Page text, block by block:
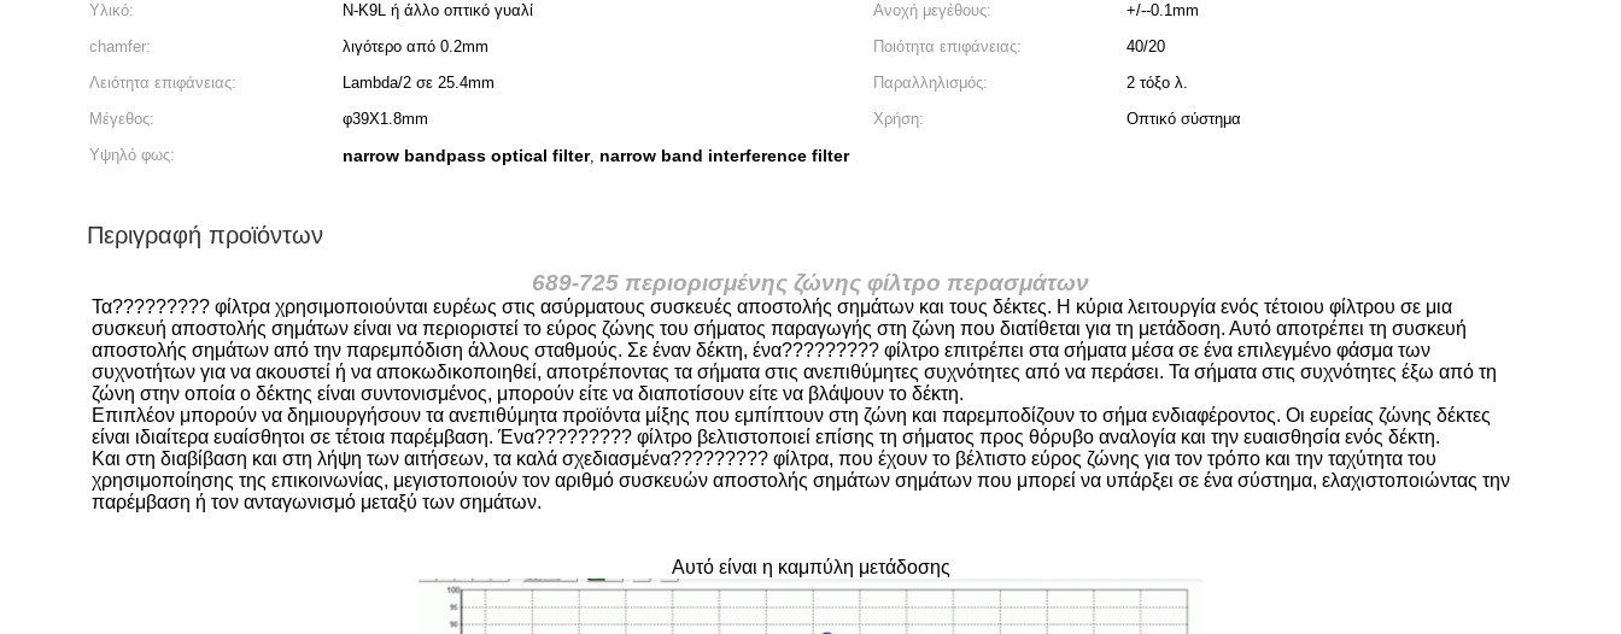
Υλικό: Ν-K9L ή άλλο οπτικό γυαλί Ανοχή μεγέθους:
+/--0.1mm
chamfer:
λιγότερο από 0.2mm Ποιότητα επιφάνειας:
40/20
Λειότητα επιφάνειας:
Lambda/2 σε 25.4mm Παραλληλισμός:
2 τόξο λ.
Μέγεθος:
φ39X1.8mm Χρήση:
Οπτικό σύστημα
Υψηλό φως:
narrow bandpass optical filter, narrow band interference filter
Περιγραφή προϊόντων
689-725 περιορισμένης ζώνης φίλτρο περασμάτων
Τα????????? φίλτρα χρησιμοποιούνται ευρέως στις ασύρματους συσκευές αποστολής σημάτων και τους δέκτες. Η κύρια λειτουργία ενός τέτοιου φίλτρου σε μια
συσκευή αποστολής σημάτων είναι να περιοριστεί το εύρος ζώνης του σήματος παραγωγής στη ζώνη που διατίθεται για τη μετάδοση. Αυτό αποτρέπει τη συσκευή
αποστολής σημάτων από την παρεμπόδιση άλλους σταθμούς. Σε έναν δέκτη, ένα????????? φίλτρο επιτρέπει στα σήματα μέσα σε ένα επιλεγμένο φάσμα των
συχνοτήτων για να ακουστεί ή να αποκωδικοποιηθεί, αποτρέποντας τα σήματα στις ανεπιθύμητες συχνότητες από να περάσει. Τα σήματα στις συχνότητες έξω από τη
ζώνη στην οποία ο δέκτης είναι συντονισμένος, μπορούν είτε να διαποτίσουν είτε να βλάψουν το δέκτη.
Επιπλέον μπορούν να δημιουργήσουν τα ανεπιθύμητα προϊόντα μίξης που εμπίπτουν στη ζώνη και παρεμποδίζουν το σήμα ενδιαφέροντος. Οι ευρείας ζώνης δέκτες
είναι ιδιαίτερα ευαίσθητοι σε τέτοια παρέμβαση. Ένα????????? φίλτρο βελτιστοποιεί επίσης τη σήματος προς θόρυβο αναλογία και την ευαισθησία ενός δέκτη.
Και στη διαβίβαση και στη λήψη των αιτήσεων, τα καλά σχεδιασμένα????????? φίλτρα, που έχουν το βέλτιστο εύρος ζώνης για τον τρόπο και την ταχύτητα του
χρησιμοποίησης της επικοινωνίας, μεγιστοποιούν τον αριθμό συσκευών αποστολής σημάτων σημάτων που μπορεί να υπάρξει σε ένα σύστημα, ελαχιστοποιώντας την
παρέμβαση ή τον ανταγωνισμό μεταξύ των σημάτων.
Αυτό είναι η καμπύλη μετάδοσης